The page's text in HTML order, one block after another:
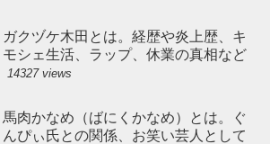
ガクヅケ木田とは。経歴や炎上歴、キ
モシェ生活、ラップ、休業の真相など
14327 views
馬肉かなめ（ばにくかなめ）とは。ぐ
んぴぃ氏との関係、お笑い芸人として